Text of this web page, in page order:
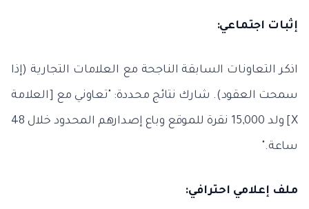
إثبات اجتماعي:
اذكر التعاونات السابقة الناجحة مع العلامات التجارية (إذا
سمحت العقود). شارك نتائج محددة: "تعاوني مع [العلامة
X] ولد 15,000 نقرة للموقع وباع إصدارهم المحدود خلال 48
ساعة."
ملف إعلامي احترافي: